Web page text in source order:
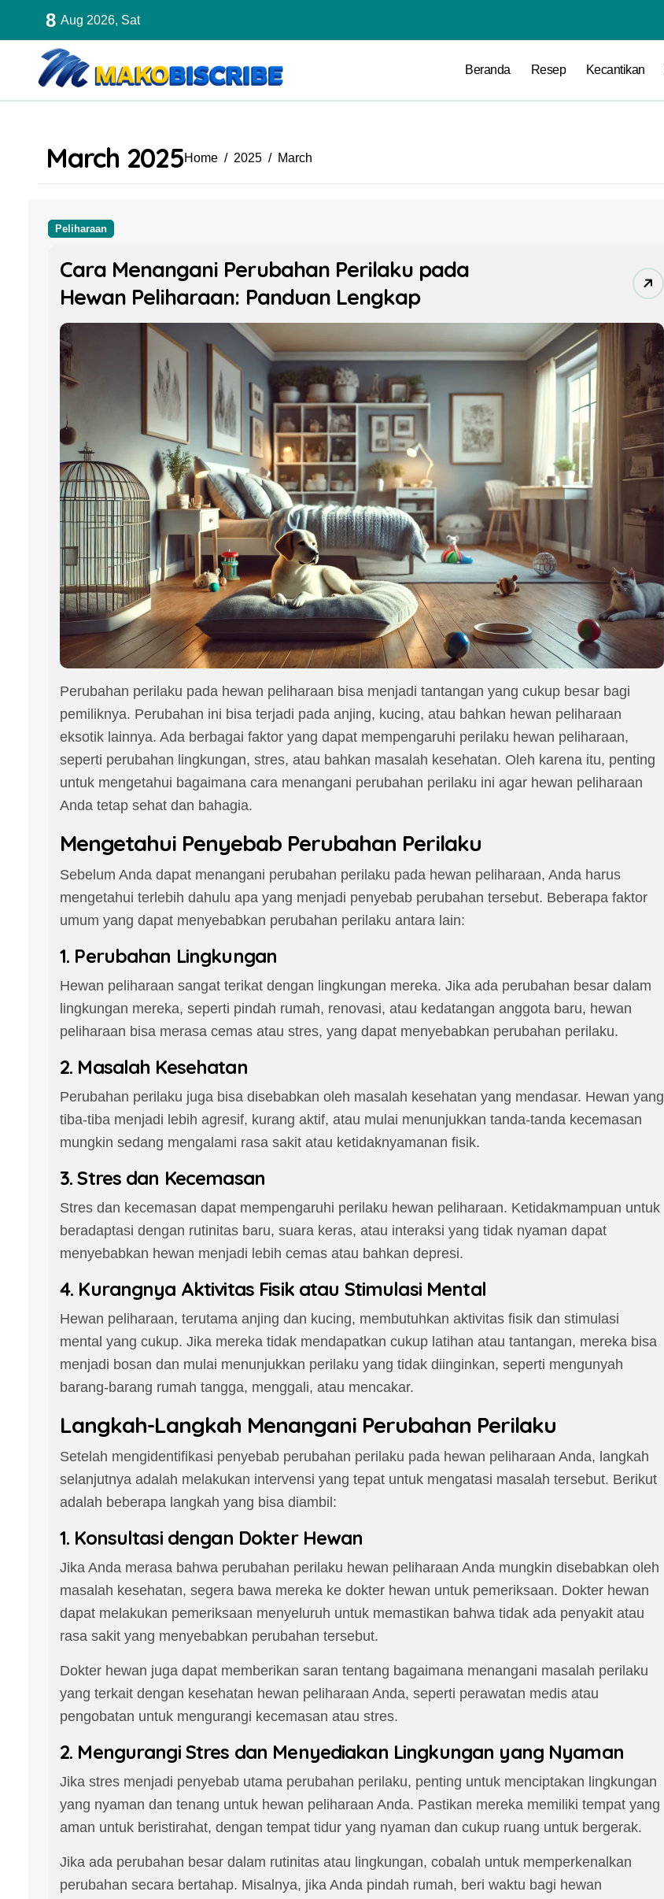
content
8 Aug 2026, Sat
Beranda Resep Kecantikan
March 2025Home 2025 March
Peliharaan
Cara Menangani Perubahan Perilaku pada
Hewan Peliharaan: Panduan Lengkap
Perubahan perilaku pada hewan peliharaan bisa menjadi tantangan yang cukup besar bagi
pemiliknya. Perubahan ini bisa terjadi pada anjing, kucing, atau bahkan hewan peliharaan
eksotik lainnya. Ada berbagai faktor yang dapat mempengaruhi perilaku hewan peliharaan,
seperti perubahan lingkungan, stres, atau bahkan masalah kesehatan. Oleh karena itu, penting
untuk mengetahui bagaimana cara menangani perubahan perilaku ini agar hewan peliharaan
Anda tetap sehat dan bahagia.
Mengetahui Penyebab Perubahan Perilaku
Sebelum Anda dapat menangani perubahan perilaku pada hewan peliharaan, Anda harus
mengetahui terlebih dahulu apa yang menjadi penyebab perubahan tersebut. Beberapa faktor
umum yang dapat menyebabkan perubahan perilaku antara lain:
1. Perubahan Lingkungan
Hewan peliharaan sangat terikat dengan lingkungan mereka. Jika ada perubahan besar dalam
lingkungan mereka, seperti pindah rumah, renovasi, atau kedatangan anggota baru, hewan
peliharaan bisa merasa cemas atau stres, yang dapat menyebabkan perubahan perilaku.
2. Masalah Kesehatan
Perubahan perilaku juga bisa disebabkan oleh masalah kesehatan yang mendasar. Hewan yang
tiba-tiba menjadi lebih agresif, kurang aktif, atau mulai menunjukkan tanda-tanda kecemasan
mungkin sedang mengalami rasa sakit atau ketidaknyamanan fisik.
3. Stres dan Kecemasan
Stres dan kecemasan dapat mempengaruhi perilaku hewan peliharaan. Ketidakmampuan untuk
beradaptasi dengan rutinitas baru, suara keras, atau interaksi yang tidak nyaman dapat
menyebabkan hewan menjadi lebih cemas atau bahkan depresi.
4. Kurangnya Aktivitas Fisik atau Stimulasi Mental
Hewan peliharaan, terutama anjing dan kucing, membutuhkan aktivitas fisik dan stimulasi
mental yang cukup. Jika mereka tidak mendapatkan cukup latihan atau tantangan, mereka bisa
menjadi bosan dan mulai menunjukkan perilaku yang tidak diinginkan, seperti mengunyah
barang-barang rumah tangga, menggali, atau mencakar.
Langkah-Langkah Menangani Perubahan Perilaku
Setelah mengidentifikasi penyebab perubahan perilaku pada hewan peliharaan Anda, langkah
selanjutnya adalah melakukan intervensi yang tepat untuk mengatasi masalah tersebut. Berikut
adalah beberapa langkah yang bisa diambil:
1. Konsultasi dengan Dokter Hewan
Jika Anda merasa bahwa perubahan perilaku hewan peliharaan Anda mungkin disebabkan oleh
masalah kesehatan, segera bawa mereka ke dokter hewan untuk pemeriksaan. Dokter hewan
dapat melakukan pemeriksaan menyeluruh untuk memastikan bahwa tidak ada penyakit atau
rasa sakit yang menyebabkan perubahan tersebut.
Dokter hewan juga dapat memberikan saran tentang bagaimana menangani masalah perilaku
yang terkait dengan kesehatan hewan peliharaan Anda, seperti perawatan medis atau
pengobatan untuk mengurangi kecemasan atau stres.
2. Mengurangi Stres dan Menyediakan Lingkungan yang Nyaman
Jika stres menjadi penyebab utama perubahan perilaku, penting untuk menciptakan lingkungan
yang nyaman dan tenang untuk hewan peliharaan Anda. Pastikan mereka memiliki tempat yang
aman untuk beristirahat, dengan tempat tidur yang nyaman dan cukup ruang untuk bergerak.
Jika ada perubahan besar dalam rutinitas atau lingkungan, cobalah untuk memperkenalkan
perubahan secara bertahap. Misalnya, jika Anda pindah rumah, beri waktu bagi hewan